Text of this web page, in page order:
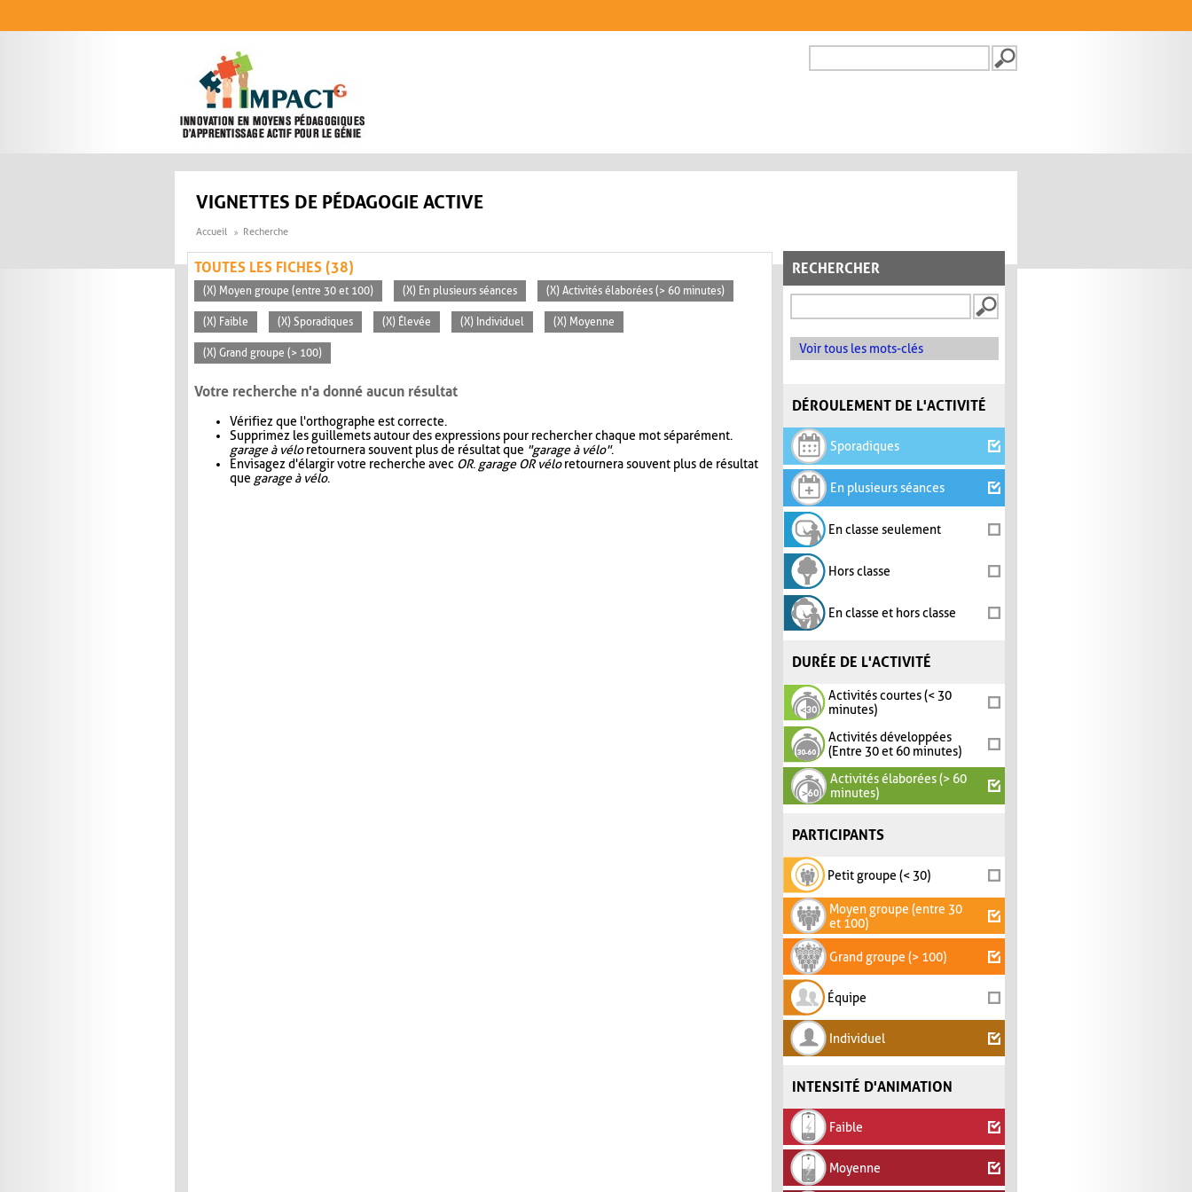
FORMULAIRE DE
VIGNETTES DE PÉDAGOGIE ACTIVE
Accueil Recherche
RECHERCHER
Voir tous les mots-clés
DÉROULEMENT DE L'ACTIVITÉ
Sporadiques
En plusieurs séances
En classe seulement
Hors classe
En classe et hors classe
DURÉE DE L'ACTIVITÉ
Activités courtes (< 30
minutes)
Activités développées
(Entre 30 et 60 minutes)
Activités élaborées (> 60
minutes)
PARTICIPANTS
Petit groupe (< 30)
Moyen groupe (entre 30
et 100)
Grand groupe (> 100)
Équipe
Individuel
INTENSITÉ D'ANIMATION
Faible
Moyenne
TOUTES LES FICHES (38)
(X) Moyen groupe (entre 30 et 100) (X) En plusieurs séances (X) Activités élaborées (> 60 minutes)
(X) Faible (X) Sporadiques (X) Élevée (X) Individuel (X) Moyenne
(X) Grand groupe (> 100)
Votre recherche n'a donné aucun résultat
Vérifiez que l'orthographe est correcte.
Supprimez les guillemets autour des expressions pour rechercher chaque mot séparément.
garage à véloretournera souvent plus de résultat que "garage à vélo".
Envisagez d'élargir votre recherche avec OR. garage OR véloretournera souvent plus de résultat
que garage à vélo.